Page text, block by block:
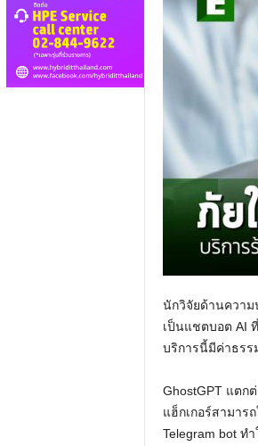
นักวิจัยด้านความ
เป็นแชตบอต AI
บริการนี้มีค่าธรร
GhostGPT แตก
แฮ็กเกอร์สามาร
Telegram bot ท